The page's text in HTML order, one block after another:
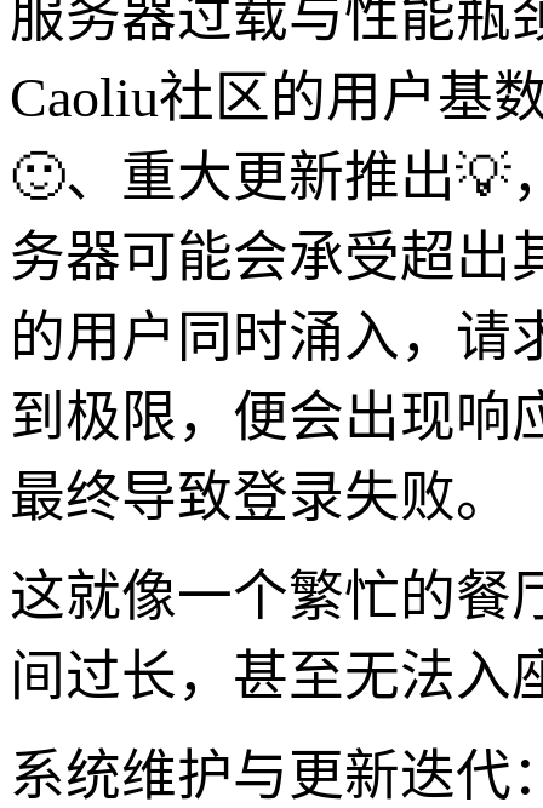
服务器过载与性能瓶
Caoliu社区的用户基
🙂、重大更新推出💡
务器可能会承受超出
的用户同时涌入，请
到极限，便会出现响
最终导致登录失败。
这就像一个繁忙的餐
间过长，甚至无法入
系统维护与更新迭代